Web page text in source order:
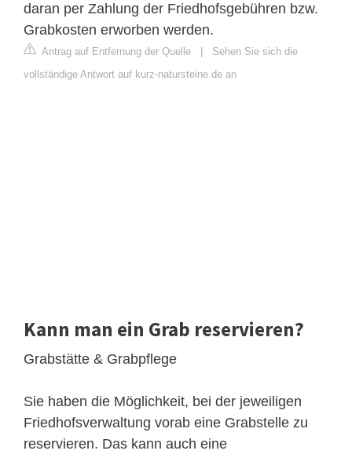
daran per Zahlung der Friedhofsgebühren bzw.
Grabkosten erworben werden.
Antrag auf Entfernung der Quelle
Sehen Sie sich die
vollständige Antwort auf kurz-natursteine.de an
Kann man ein Grab reservieren?
Grabstätte & Grabpflege
Sie haben die Möglichkeit, bei der jeweiligen
Friedhofsverwaltung vorab eine Grabstelle zu
reservieren. Das kann auch eine